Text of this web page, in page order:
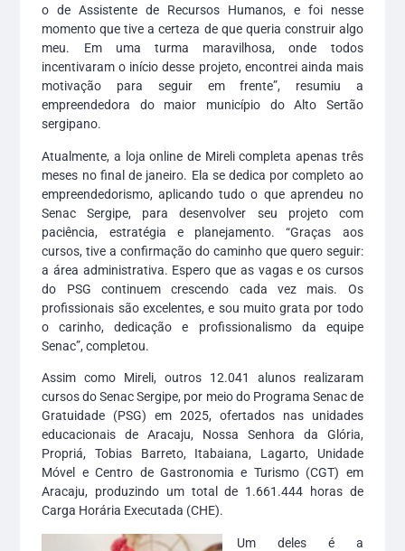
o de Assistente de Recursos Humanos, e foi nesse
momento que tive a certeza de que queria construir algo
meu. Em uma turma maravilhosa, onde todos
incentivaram o início desse projeto, encontrei ainda mais
motivação para seguir em frente”, resumiu a
empreendedora do maior município do Alto Sertão
sergipano.
Atualmente, a loja online de Mireli completa apenas três
meses no final de janeiro. Ela se dedica por completo ao
empreendedorismo, aplicando tudo o que aprendeu no
Senac Sergipe, para desenvolver seu projeto com
paciência, estratégia e planejamento. “Graças aos
cursos, tive a confirmação do caminho que quero seguir:
a área administrativa. Espero que as vagas e os cursos
do PSG continuem crescendo cada vez mais. Os
profissionais são excelentes, e sou muito grata por todo
o carinho, dedicação e profissionalismo da equipe
Senac”, completou.
Assim como Mireli, outros 12.041 alunos realizaram
cursos do Senac Sergipe, por meio do Programa Senac de
Gratuidade (PSG) em 2025, ofertados nas unidades
educacionais de Aracaju, Nossa Senhora da Glória,
Propriá, Tobias Barreto, Itabaiana, Lagarto, Unidade
Móvel e Centro de Gastronomia e Turismo (CGT) em
Aracaju, produzindo um total de 1.661.444 horas de
Carga Horária Executada (CHE).
Um deles é a